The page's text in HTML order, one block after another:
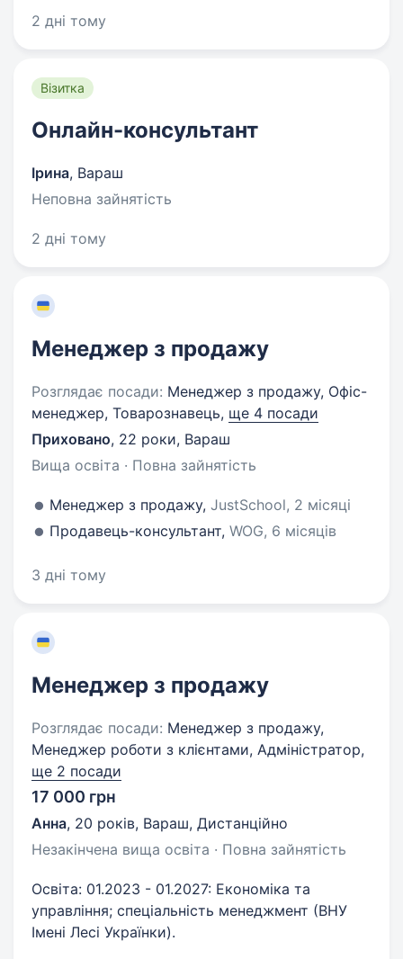
2 дні тому
Візитка
Онлайн-консультант
Ірина, Вараш
Неповна зайнятість
2 дні тому
Менеджер з продажу
Розглядає посади: Менеджер з продажу, Офіс-
менеджер, Товарознавець, ще 4 посади
Приховано, 22 роки, Вараш
Вища освіта · Повна зайнятість
Менеджер з продажу, JustSchool, 2 місяці
Продавець-консультант, WOG, 6 місяців
3 дні тому
Менеджер з продажу
Розглядає посади: Менеджер з продажу,
Менеджер роботи з клієнтами, Адміністратор,
ще 2 посади
17 000 грн
Анна, 20 років, Вараш, Дистанційно
Незакінчена вища освіта · Повна зайнятість
Освіта: 01.2023 - 01.2027: Економіка та
управління; спеціальність менеджмент (ВНУ
Імені Лесі Українки).